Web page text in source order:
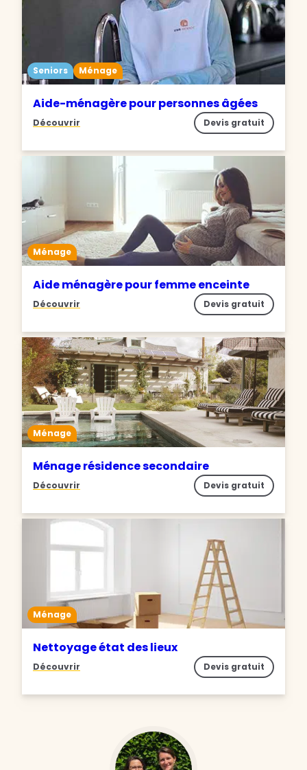
Seniors Ménage
Aide-ménagère pour personnes âgées
Découvrir Devis gratuit
Ménage
Aide ménagère pour femme enceinte
Découvrir Devis gratuit
Ménage
Ménage résidence secondaire
Découvrir Devis gratuit
Ménage
Nettoyage état des lieux
Découvrir Devis gratuit